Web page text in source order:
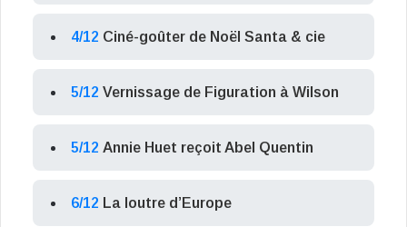
4/12 Ciné-goûter de Noël Santa & cie
5/12 Vernissage de Figuration à Wilson
5/12 Annie Huet reçoit Abel Quentin
6/12 La loutre d’Europe